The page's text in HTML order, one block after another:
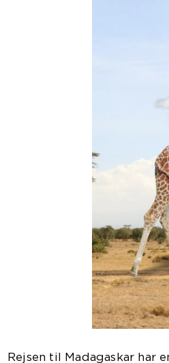
Rejsen til Madagaskar har